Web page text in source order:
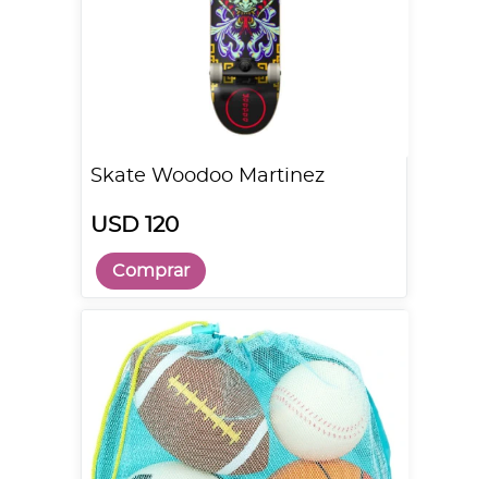
Skate Woodoo Martinez
USD 120
Comprar